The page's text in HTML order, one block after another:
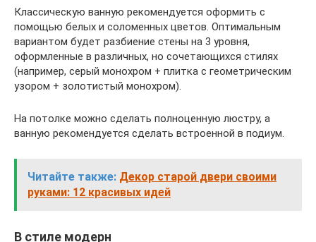
Классическую ванную рекомендуется оформить с
помощью белых и соломенных цветов. Оптимальным
вариантом будет разбиение стены на 3 уровня,
оформленные в различных, но сочетающихся стилях
(например, серый монохром + плитка с геометрическим
узором + золотистый монохром).
На потолке можно сделать полноценную люстру, а
ванную рекомендуется сделать встроенной в подиум.
Читайте также: Декор старой двери своими
руками: 12 красивых идей
В стиле модерн